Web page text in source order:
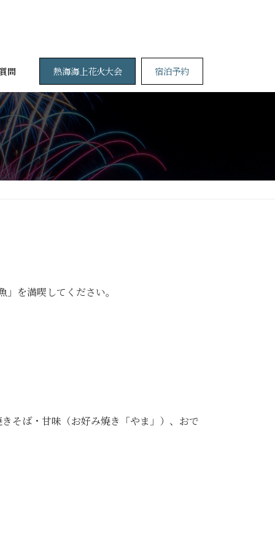
問 熱海海上花火大会 宿泊予約
を満喫してください。
そば・甘味（お好み焼き「やま」）、おで